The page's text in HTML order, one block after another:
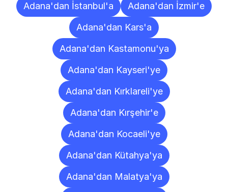
Adana'dan İstanbul'a
Adana'dan İzmir'e
Adana'dan Kars'a
Adana'dan Kastamonu'ya
Adana'dan Kayseri'ye
Adana'dan Kırklareli'ye
Adana'dan Kırşehir'e
Adana'dan Kocaeli'ye
Adana'dan Kütahya'ya
Adana'dan Malatya'ya